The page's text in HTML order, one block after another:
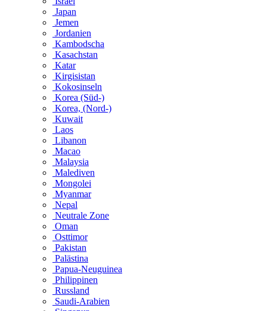
Japan
Jemen
Jordanien
Kambodscha
Kasachstan
Katar
Kirgisistan
Kokosinseln
Korea (Süd-)
Korea, (Nord-)
Kuwait
Laos
Libanon
Macao
Malaysia
Malediven
Mongolei
Myanmar
Nepal
Neutrale Zone
Oman
Osttimor
Pakistan
Palästina
Papua-Neuguinea
Philippinen
Russland
Saudi-Arabien